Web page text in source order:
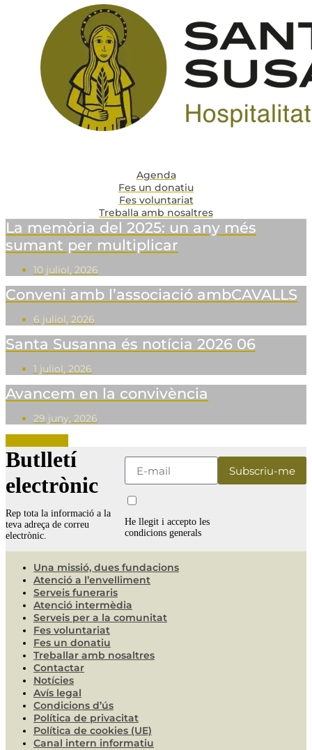
Agenda
Fes un donatiu
Fes voluntariat
Treballa amb nosaltres
La memòria del 2025: un any més
sumant per multiplicar
10 juliol, 2026
Conveni amb l’associació ambCAVALLS
6 juliol, 2026
Santa Susanna és notícia 2026 06
1 juliol, 2026
Avancem en la convivència
29 juny, 2026
Butlletí
electrònic
Rep tota la informació a la
teva adreça de correu
electrònic.
He llegit i accepto les
condicions generals
Una missió, dues fundacions
Atenció a l’envelliment
Serveis funeraris
Atenció intermèdia
Serveis per a la comunitat
Fes voluntariat
Fes un donatiu
Treballar amb nosaltres
Contactar
Notícies
Avís legal
Condicions d’ús
Política de privacitat
Política de cookies (UE)
Canal intern informatiu